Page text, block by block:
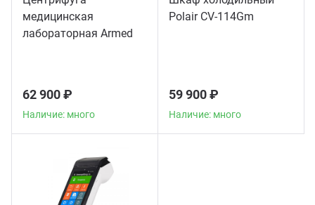
медицинская
лабораторная Armed
62 900 ₽
Наличие: много
Polair CV-114Gm
59 900 ₽
Наличие: много